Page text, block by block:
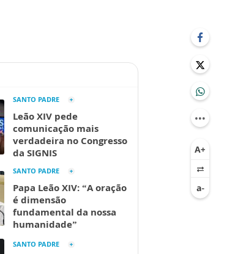
SANTO PADRE
Leão XIV pede
comunicação mais
verdadeira no Congresso
da SIGNIS
SANTO PADRE
Papa Leão XIV: “A oração
é dimensão
fundamental da nossa
humanidade”
SANTO PADRE